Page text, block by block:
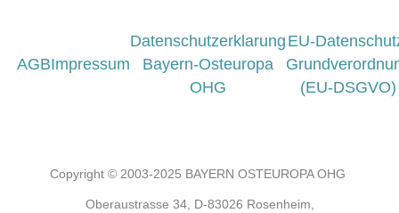
AGBImpressum
Datenschutzerklarung
Bayern-Osteuropa
OHG
EU-
(EU-DSGVO)
Copyright © 2003-2025 BAYERN OSTEUROPA OHG
Oberaustrasse 34, D-83026 Rosenheim,